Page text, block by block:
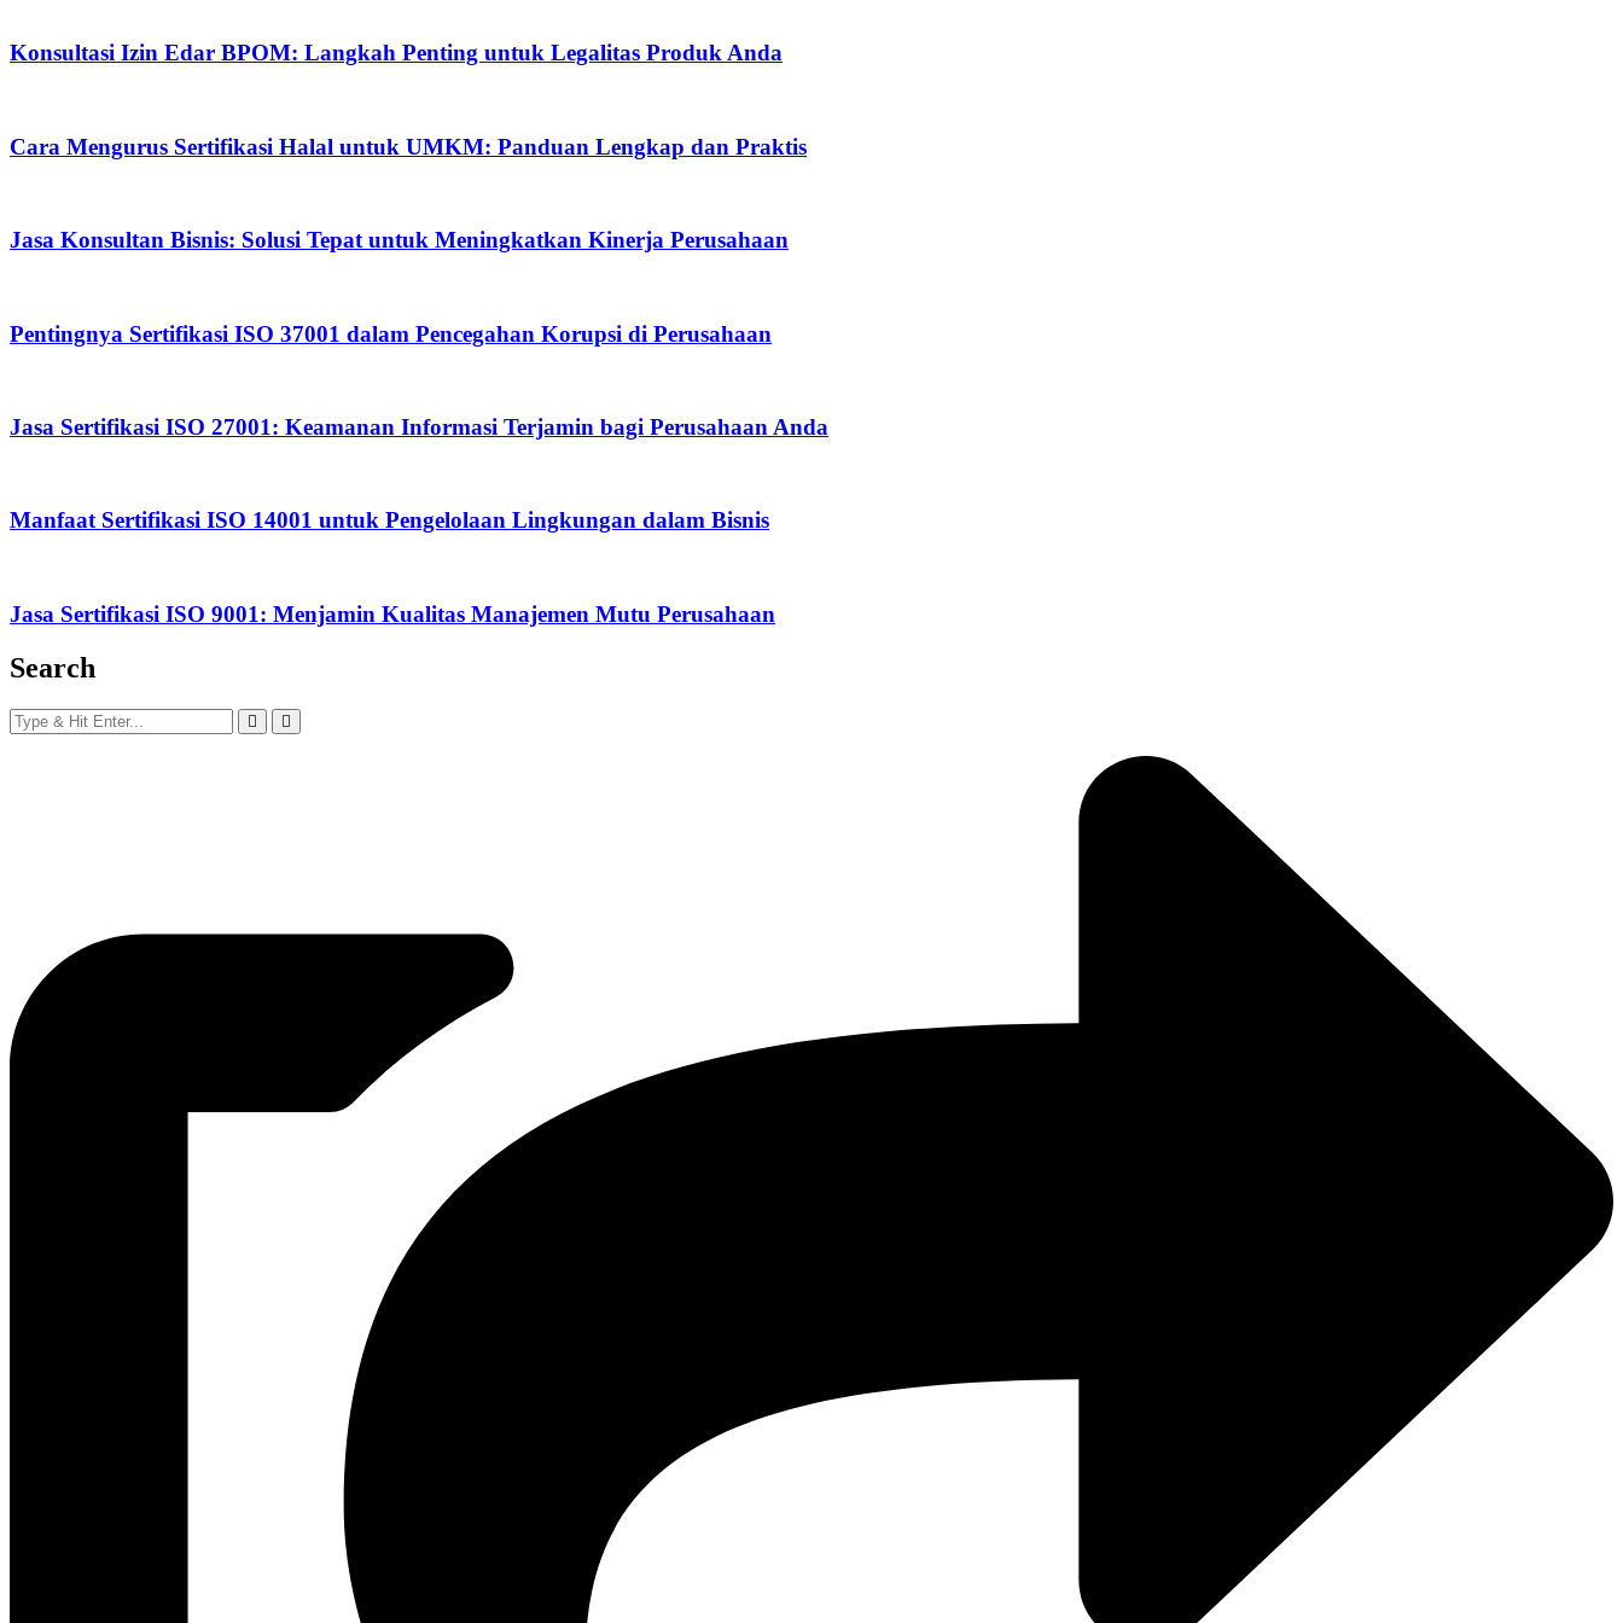
Konsultasi Izin Edar BPOM: Langkah Penting untuk Legalitas Produk Anda
Cara Mengurus Sertifikasi Halal untuk UMKM: Panduan Lengkap dan Praktis
Jasa Konsultan Bisnis: Solusi Tepat untuk Meningkatkan Kinerja Perusahaan
Pentingnya Sertifikasi ISO 37001 dalam Pencegahan Korupsi di Perusahaan
Jasa Sertifikasi ISO 27001: Keamanan Informasi Terjamin bagi Perusahaan Anda
Manfaat Sertifikasi ISO 14001 untuk Pengelolaan Lingkungan dalam Bisnis
Jasa Sertifikasi ISO 9001: Menjamin Kualitas Manajemen Mutu Perusahaan
Search